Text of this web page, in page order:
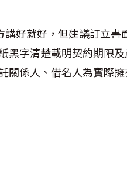
好就好，但建議訂立書
字清楚載明契約期限
關係人、借名人為實際